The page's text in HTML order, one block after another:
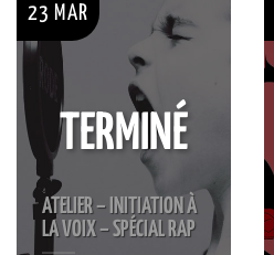
23 MAR
ATELIER – INITIATION À
LA VOIX – SPÉCIAL RAP
TERMINÉ